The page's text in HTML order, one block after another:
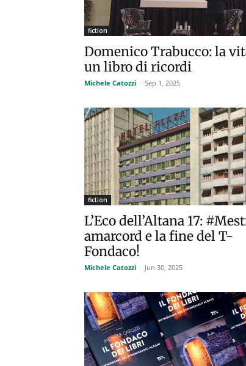
fiction
Domenico Trabucco: la
un libro di ricordi
Michele Catozzi - Sep 1, 2025
fiction
L’Eco dell’Altana 17:
amarcord e la fine del T-
Fondaco!
Michele Catozzi - Jun 30, 2025